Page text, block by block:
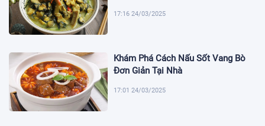
17:16 24/03/2025
Khám Phá Cách Nấu Sốt Vang Bò
Đơn Giản Tại Nhà
17:01 24/03/2025